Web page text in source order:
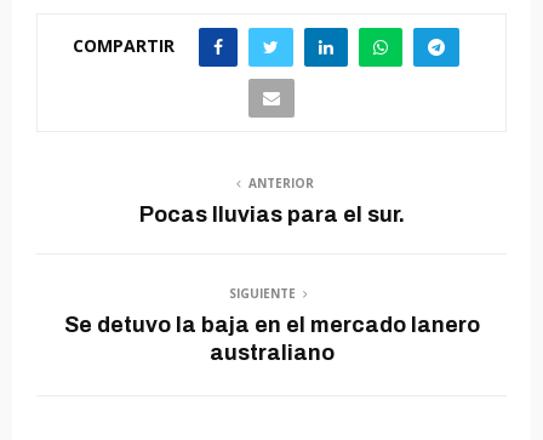
COMPARTIR
ANTERIOR
Pocas lluvias para el sur.
SIGUIENTE
Se detuvo la baja en el mercado lanero
australiano